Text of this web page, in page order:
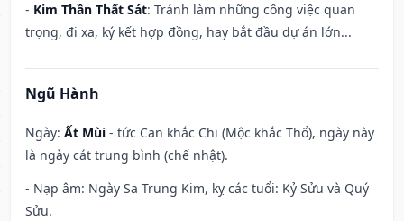
- Kim Thần Thất Sát: Tránh làm những công việc quan
trọng, đi xa, ký kết hợp đồng, hay bắt đầu dự án lớn...
Ngũ Hành
Ngày: Ất Mùi - tức Can khắc Chi (Mộc khắc Thổ), ngày này
là ngày cát trung bình (chế nhật).
- Nạp âm: Ngày Sa Trung Kim, kỵ các tuổi: Kỷ Sửu và Quý
Sửu.